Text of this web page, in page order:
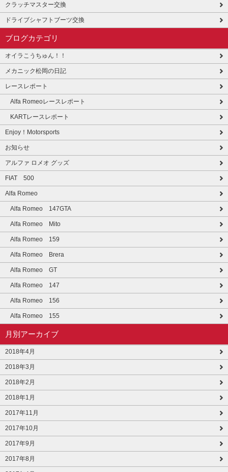
クラッチマスター交換
ドライブシャフトブーツ交換
ブログカテゴリ
オイラこうちゅん！！
メカニック松岡の日記
レースレポート
Alfa Romeoレースレポート
KARTレースレポート
Enjoy！Motorsports
お知らせ
アルファ ロメオ グッズ
FIAT 500
Alfa Romeo
Alfa Romeo 147GTA
Alfa Romeo Mito
Alfa Romeo 159
Alfa Romeo Brera
Alfa Romeo GT
Alfa Romeo 147
Alfa Romeo 156
Alfa Romeo 155
月別アーカイブ
2018年4月
2018年3月
2018年2月
2018年1月
2017年11月
2017年10月
2017年9月
2017年8月